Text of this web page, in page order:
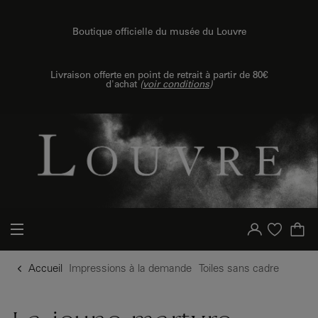
Boutique officielle du musée du Louvre
Livraison offerte en point de retrait à partir de 80€
d'achat (voir conditions)
Votre compte
Liste d'achat
Accueil Impressions à la demande Toiles sans cadre
{{ new Intl.NumberFormat('fr').format(dimensions.legend.h) }} {{ dimensions.legend.unit }}